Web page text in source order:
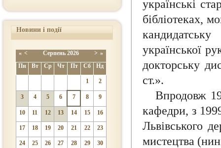
Новини і події
« < Серпень2026 > »
Пн
Вт Ср Чт Пт Сб Нд
1 2
3 4 5 6 7 8 9
10 11 12 13 14 15 16
17 18 19 20 21 22 23
24 25 26 27 28 29 30
українські
бібліотеках,
української
докторську
ст.».
Впродовж
кафедри, з
Львівського
мистецтва